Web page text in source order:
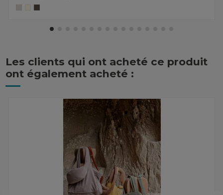
Les clients qui ont acheté ce produit
ont également acheté :